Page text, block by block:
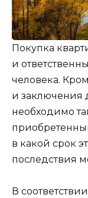
Покупка
и
человека.
и заключения
необходимо
в какой срок
последствия
В